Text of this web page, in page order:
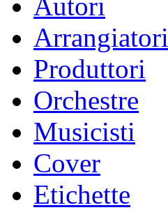
Arrangiatori
Produttori
Orchestre
Musicisti
Cover
Etichette